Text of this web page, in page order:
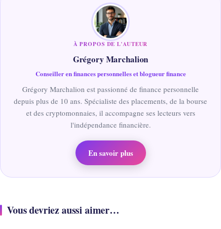
À PROPOS DE L'AUTEUR
Grégory Marchalion
Conseiller en finances personnelles et blogueur finance
Grégory Marchalion est passionné de finance personnelle
depuis plus de 10 ans. Spécialiste des placements, de la bourse
et des cryptomonnaies, il accompagne ses lecteurs vers
l'indépendance financière.
En savoir plus
Vous devriez aussi aimer…